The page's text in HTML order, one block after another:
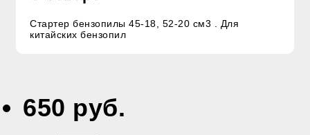
Стартер бензопилы 45-18, 52-20 см3 . Для
китайских бензопил
650 руб.